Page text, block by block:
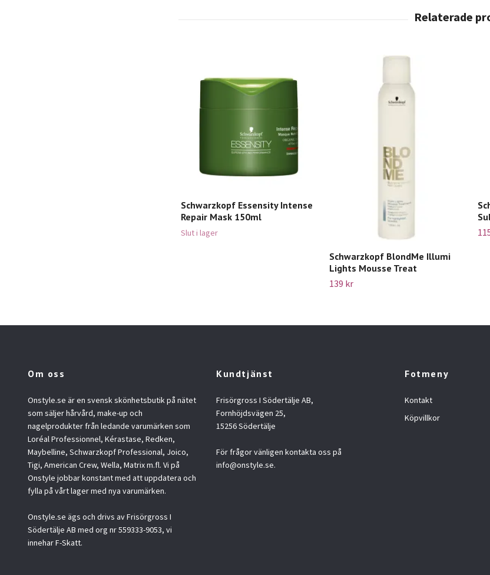
Schwarzkopf Essensity Intense
Repair Mask 150ml
Slut i lager
Schwarzkopf BlondMe Illumi
Lights Mousse Treat
139 kr
Om oss
Onstyle.se är en svensk skönhetsbutik på nätet
som säljer hårvård, make-up och
nagelprodukter från ledande varumärken som
Loréal Professionnel, Kérastase, Redken,
Maybelline, Schwarzkopf Professional, Joico,
Tigi, American Crew, Wella, Matrix m.fl. Vi på
Onstyle jobbar konstant med att uppdatera och
fylla på vårt lager med nya varumärken.
Onstyle.se ägs och drivs av Frisörgross I
Södertälje AB med org nr 559333-9053, vi
innehar F-Skatt.
Kundtjänst
Frisörgross I Södertälje AB,
Fornhöjdsvägen 25,
15256 Södertälje
För frågor vänligen kontakta oss på
info@onstyle.se.
Fotmeny
Kontakt
Köpvillkor